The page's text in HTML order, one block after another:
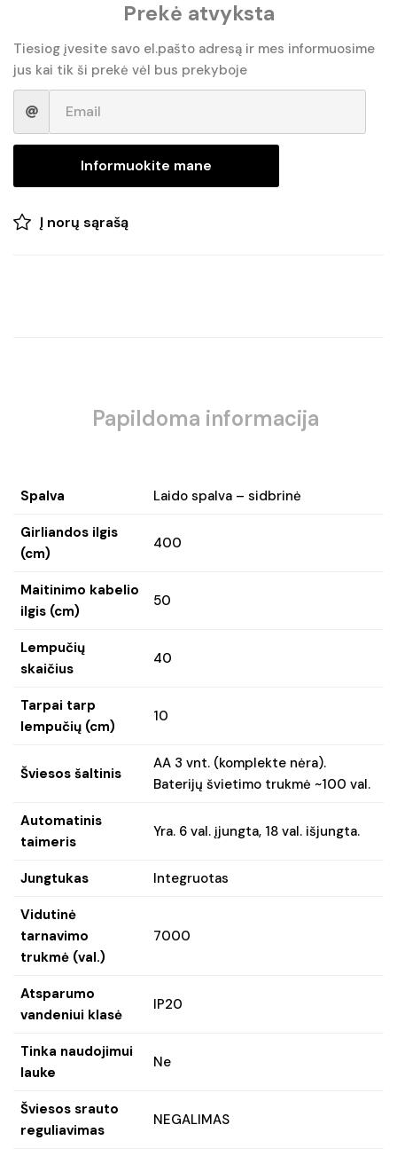
Prekė atvyksta
Tiesiog įvesite savo el.pašto adresą ir mes informuosime
jus kai tik ši prekė vėl bus prekyboje
Informuokite mane
Į norų sąrašą
Papildoma informacija
Spalva Laido spalva – sidbrinė
Girliandos ilgis
(cm)
400
Maitinimo kabelio
ilgis (cm)
50
Lempučių
skaičius
40
Tarpai tarp
lempučių (cm)
10
Šviesos šaltinis
AA 3 vnt. (komplekte nėra).
Baterijų švietimo trukmė ~100 val.
Automatinis
taimeris
Yra. 6 val. įjungta, 18 val. išjungta.
Jungtukas Integruotas
Vidutinė
tarnavimo
trukmė (val.)
7000
Atsparumo
vandeniui klasė
IP20
Tinka naudojimui
lauke
Ne
Šviesos srauto
reguliavimas
NEGALIMAS